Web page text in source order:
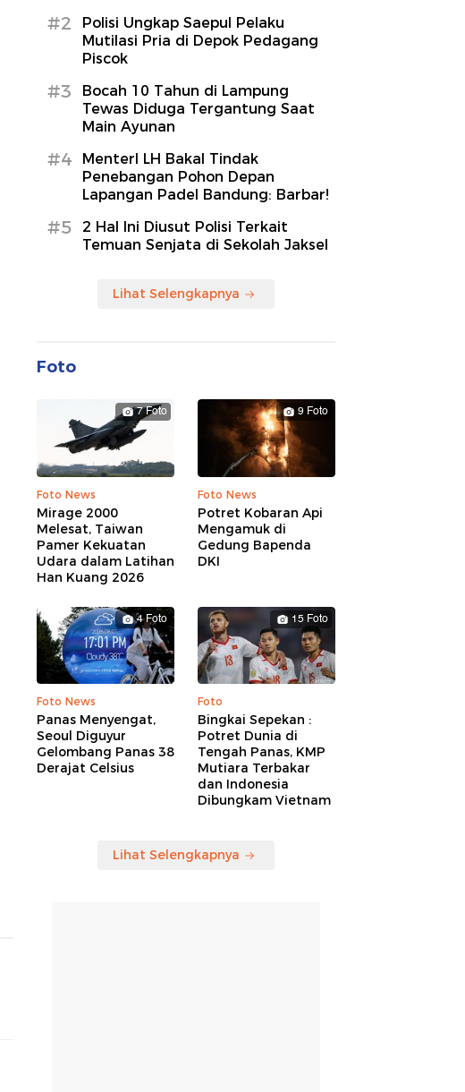
#2
Polisi Ungkap Saepul Pelaku
Mutilasi Pria di Depok Pedagang
Piscok
#3
Bocah 10 Tahun di Lampung
Tewas Diduga Tergantung Saat
Main Ayunan
#4
MenterI LH Bakal Tindak
Penebangan Pohon Depan
Lapangan Padel Bandung: Barbar!
#5
2 Hal Ini Diusut Polisi Terkait
Temuan Senjata di Sekolah Jaksel
Lihat Selengkapnya
Foto
7 Foto
Foto News
Mirage 2000
Melesat, Taiwan
Pamer Kekuatan
Udara dalam Latihan
Han Kuang 2026
9 Foto
Foto News
Potret Kobaran Api
Mengamuk di
Gedung Bapenda
DKI
4 Foto
Foto News
Panas Menyengat,
Seoul Diguyur
Gelombang Panas 38
Derajat Celsius
15 Foto
Foto
Bingkai Sepekan :
Potret Dunia di
Tengah Panas, KMP
Mutiara Terbakar
dan Indonesia
Dibungkam Vietnam
Lihat Selengkapnya